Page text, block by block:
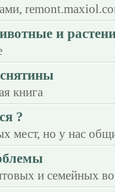
,
и
книга
?
мест, но у нас
и семейных